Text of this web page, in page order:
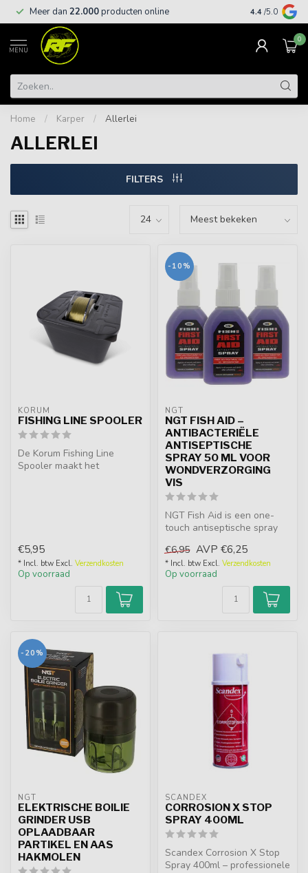
Meer dan 22.000producten online Gratis
4.4 /5.0
MENU
0
Home / Karper / Allerlei
ALLERLEI
FILTERS
KORUM
FISHING LINE SPOOLER
De Korum Fishing Line
Spooler maakt het
€5,95
* Incl. btw Excl. Verzendkosten
Op voorraad
-10%
NGT
NGT FISH AID –
ANTIBACTERIËLE
ANTISEPTISCHE
SPRAY 50 ML VOOR
WONDVERZORGING
VIS
NGT Fish Aid is een one-
touch antiseptische spray
h...
€6,95 AVP €6,25
* Incl. btw Excl. Verzendkosten
Op voorraad
-20%
NGT
ELEKTRISCHE BOILIE
GRINDER USB
OPLAADBAAR
PARTIKEL EN AAS
HAKMOLEN
SCANDEX
CORROSION X STOP
SPRAY 400ML
Scandex Corrosion X Stop
Spray 400ml – professionele